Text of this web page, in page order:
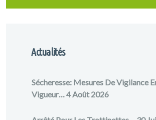
Actualités
Sécheresse: Mesures De Vigilance
Vigueur…4 Août 2026